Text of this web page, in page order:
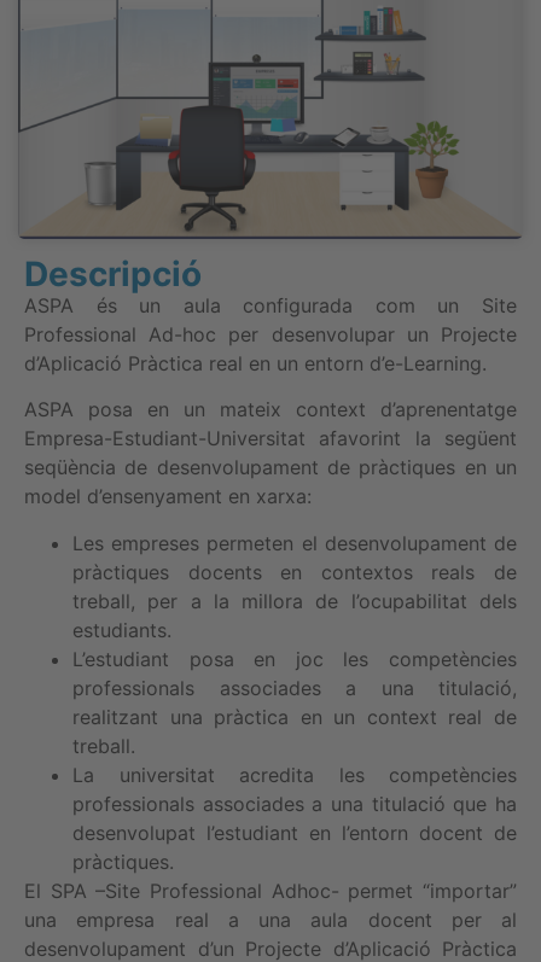
Descripció
ASPA és un aula configurada com un Site
Professional Ad-hoc per desenvolupar un Projecte
d’Aplicació Pràctica real en un entorn d’e-Learning.
ASPA posa en un mateix context d’aprenentatge
Empresa-Estudiant-Universitat afavorint la següent
seqüència de desenvolupament de pràctiques en un
model d’ensenyament en xarxa:
Les empreses permeten el desenvolupament de
pràctiques docents en contextos reals de
treball, per a la millora de l’ocupabilitat dels
estudiants.
L’estudiant posa en joc les competències
professionals associades a una titulació,
realitzant una pràctica en un context real de
treball.
La universitat acredita les competències
professionals associades a una titulació que ha
desenvolupat l’estudiant en l’entorn docent de
pràctiques.
El SPA –Site Professional Adhoc- permet “importar”
una empresa real a una aula docent per al
desenvolupament d’un Projecte d’Aplicació Pràctica